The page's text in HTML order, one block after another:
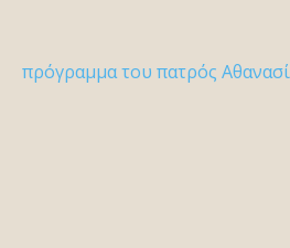
πρόγραμμα του πατρός